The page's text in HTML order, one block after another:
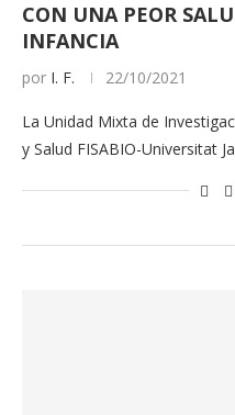
CON UNA PEOR
INFANCIA
por I. F. 22/10/2021
La Unidad Mixta de
y Salud FISABIO-Universitat